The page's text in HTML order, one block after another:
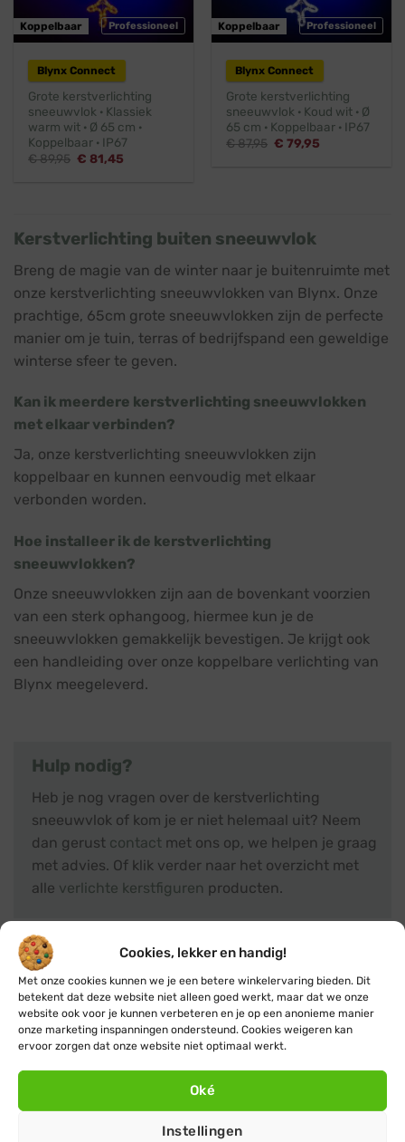
Cookies, lekker en handig!
Met onze cookies kunnen we je een betere winkelervaring bieden. Dit
betekent dat deze website niet alleen goed werkt, maar dat we onze
website ook voor je kunnen verbeteren en je op een anonieme manier
onze marketing inspanningen ondersteund. Cookies weigeren kan
ervoor zorgen dat onze website niet optimaal werkt.
Oké
Instellingen
Professioneel
Koppelbaar
Blynx Connect
Grote kerstverlichting
sneeuwvlok · Klassiek
warm wit · Ø 65 cm ·
Koppelbaar · IP67
€89,95 Oorspronkelijke
€ 81,45
Professioneel
Koppelbaar
Blynx Connect
Grote kerstverlichting
sneeuwvlok · Koud wit · Ø
65 cm · Koppelbaar · IP67
€87,95 Oorspronkelijke
€ 79,95
Kerstverlichting buiten sneeuwvlok
Breng de magie van de winter naar je buitenruimte met
onze kerstverlichting sneeuwvlokken van Blynx. Onze
prachtige, 65cm grote sneeuwvlokken zijn de perfecte
manier om je tuin, terras of bedrijfspand een geweldige
winterse sfeer te geven.
Kan ik meerdere kerstverlichting sneeuwvlokken
met elkaar verbinden?
Ja, onze kerstverlichting sneeuwvlokken zijn
koppelbaar en kunnen eenvoudig met elkaar
verbonden worden.
Hoe installeer ik de kerstverlichting
sneeuwvlokken?
Onze sneeuwvlokken zijn aan de bovenkant voorzien
van een sterk ophangoog, hiermee kun je de
sneeuwvlokken gemakkelijk bevestigen. Je krijgt ook
een handleiding over onze koppelbare verlichting van
Blynx meegeleverd.
Hulp nodig?
Heb je nog vragen over de kerstverlichting
sneeuwvlok of kom je er niet helemaal uit? Neem
dan gerust contact met ons op, we helpen je graag
met advies. Of klik verder naar het overzicht met
alle verlichte kerstfiguren producten.
Gratisof lage (€ 3,95) verzendkosten